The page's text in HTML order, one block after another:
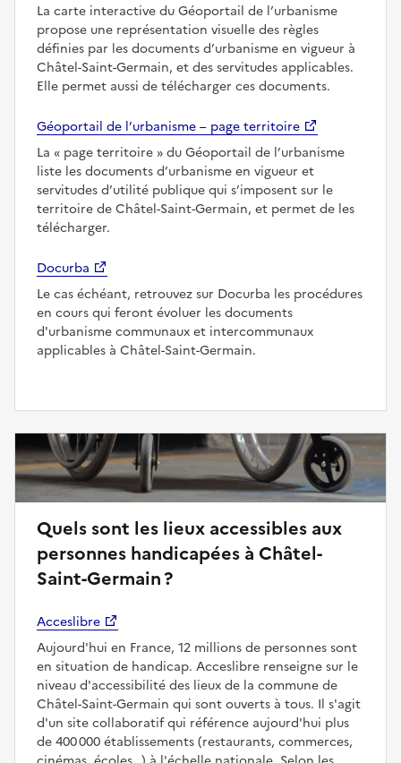
La carte interactive du Géoportail de l’urbanisme
propose une représentation visuelle des règles
définies par les documents d’urbanisme en vigueur à
Châtel-Saint-Germain, et des servitudes applicables.
Elle permet aussi de télécharger ces documents.
Géoportail de l’urbanisme – page territoire
La
page territoire
du Géoportail de l’urbanisme
liste les documents d’urbanisme en vigueur et
servitudes d’utilité publique qui s’imposent sur le
territoire de Châtel-Saint-Germain, et permet de les
télécharger.
Docurba
Le cas échéant, retrouvez sur Docurba les procédures
en cours qui feront évoluer les documents
d'urbanisme communaux et intercommunaux
applicables à Châtel-Saint-Germain.
Quels sont les lieux accessibles aux
personnes handicapées à Châtel-
Saint-Germain ?
Acceslibre
Aujourd'hui en France, 12 millions de personnes sont
en situation de handicap. Acceslibre renseigne sur le
niveau d'accessibilité des lieux de la commune de
Châtel-Saint-Germain qui sont ouverts à tous. Il s'agit
d'un site collaboratif qui référence aujourd'hui plus
de 400 000 établissements (restaurants, commerces,